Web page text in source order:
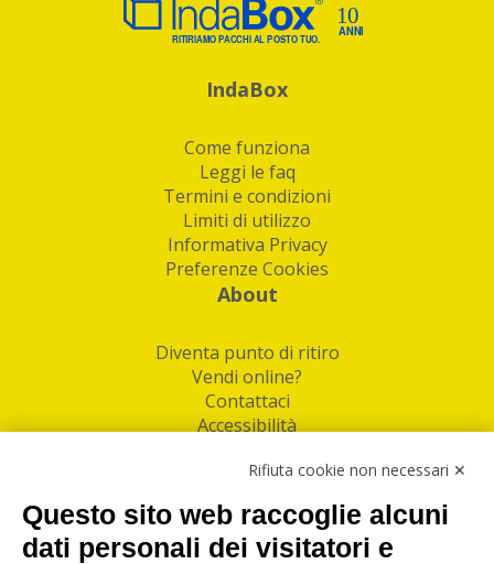
IndaBox
Come funziona
Leggi le faq
Termini e condizioni
Limiti di utilizzo
Informativa Privacy
Preferenze Cookies
About
Diventa punto di ritiro
Vendi online?
Contattaci
Accessibilità
Facebook
Linkedin
Rifiuta cookie non necessari ✕
Questo sito web raccoglie alcuni
dati personali dei visitatori e